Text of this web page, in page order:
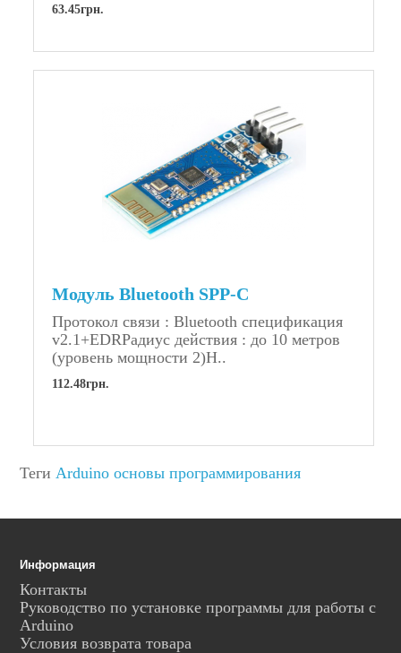
63.45грн.
Модуль Bluetooth SPP-C
Протокол связи : Bluetooth спецификация
v2.1+EDRРадиус действия : до 10 метров
(уровень мощности 2)Н..
112.48грн.
Теги Arduino основы программирования
Информация
Контакты
Руководство по установке программы для работы с
Arduino
Условия возврата товара